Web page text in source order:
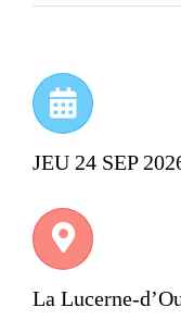
JEU 24 SEP
La Lucerne-